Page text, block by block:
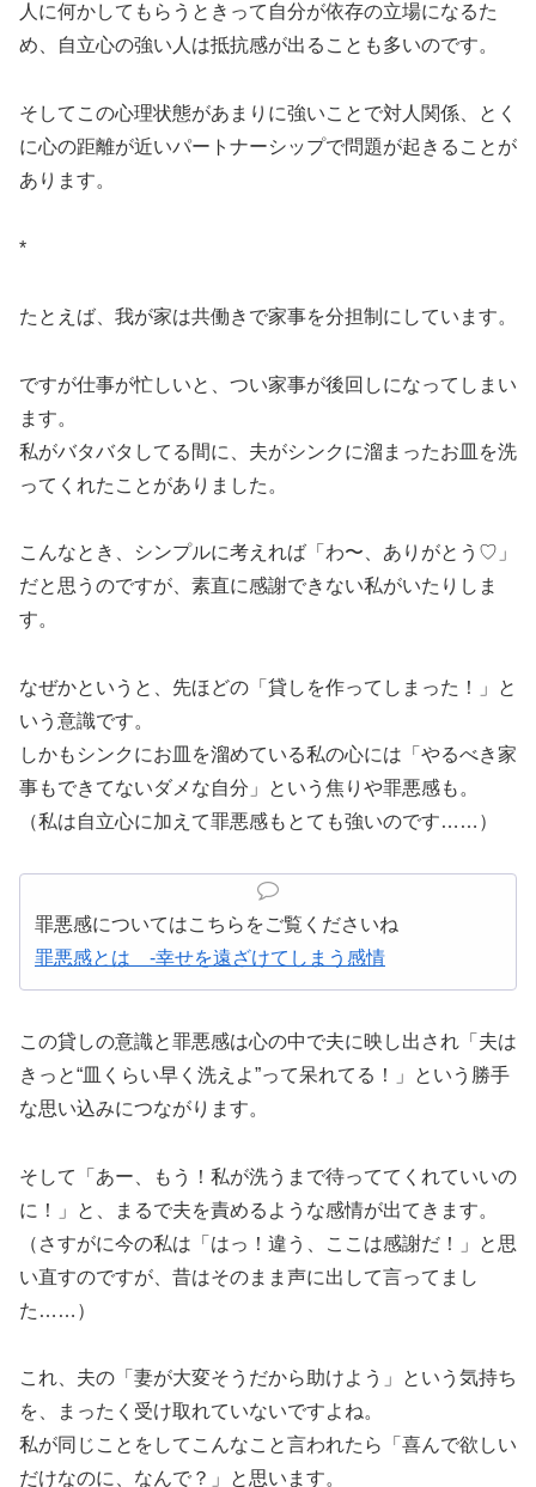
人に何かしてもらうときって自分が依存の立場になるた
め、自立心の強い人は抵抗感が出ることも多いのです。
そしてこの心理状態があまりに強いことで対人関係、とく
に心の距離が近いパートナーシップで問題が起きることが
あります。
*
たとえば、我が家は共働きで家事を分担制にしています。
ですが仕事が忙しいと、つい家事が後回しになってしまい
ます。
私がバタバタしてる間に、夫がシンクに溜まったお皿を洗
ってくれたことがありました。
こんなとき、シンプルに考えれば「わ〜、ありがとう♡」
だと思うのですが、素直に感謝できない私がいたりしま
す。
なぜかというと、先ほどの「貸しを作ってしまった！」と
いう意識です。
しかもシンクにお皿を溜めている私の心には「やるべき家
事もできてないダメな自分」という焦りや罪悪感も。
（私は自立心に加えて罪悪感もとても強いのです……）
罪悪感についてはこちらをご覧くださいね
罪悪感とは -幸せを遠ざけてしまう感情
この貸しの意識と罪悪感は心の中で夫に映し出され「夫は
きっと“皿くらい早く洗えよ”って呆れてる！」という勝手
な思い込みにつながります。
そして「あー、もう！私が洗うまで待っててくれていいの
に！」と、まるで夫を責めるような感情が出てきます。
（さすがに今の私は「はっ！違う、ここは感謝だ！」と思
い直すのですが、昔はそのまま声に出して言ってまし
た……）
これ、夫の「妻が大変そうだから助けよう」という気持ち
を、まったく受け取れていないですよね。
私が同じことをしてこんなこと言われたら「喜んで欲しい
だけなのに、なんで？」と思います。